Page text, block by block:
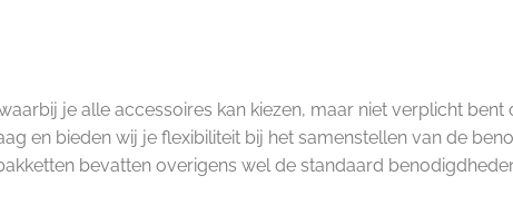
je alle accessoires kan kiezen, maar niet verplicht bent
en bieden wij je flexibiliteit bij het samenstellen van de
bevatten overigens wel de standaard